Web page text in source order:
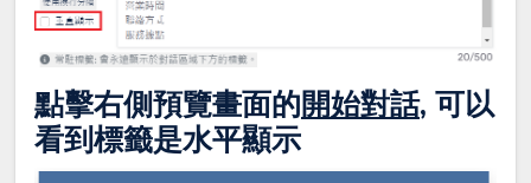
點擊右側預覽畫面的開始對話, 可以
看到標籤是水平顯示